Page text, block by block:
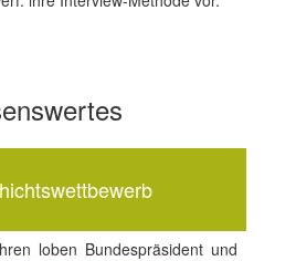
loben Bundespräsident und